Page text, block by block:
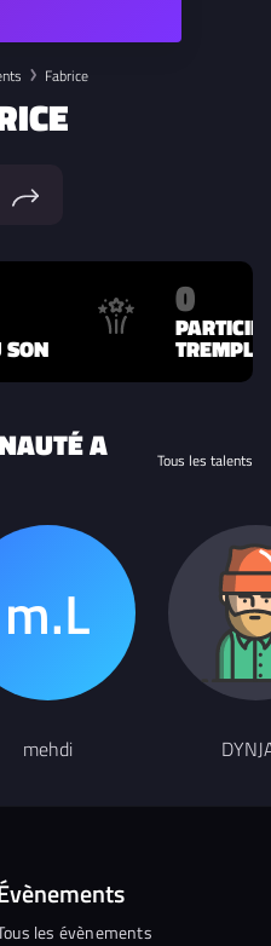
Fabrice
SON
0
A Tous les talents
mehdi
les évènements